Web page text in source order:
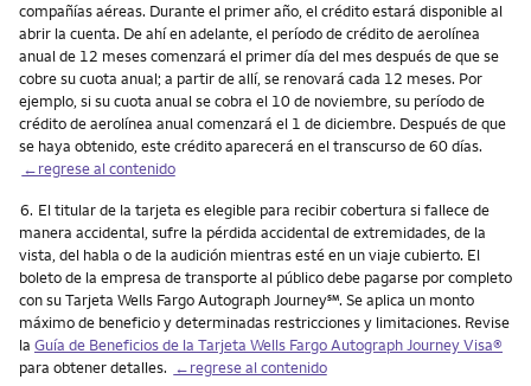
compañías aéreas. Durante el primer año, el crédito estará disponible al
abrir la cuenta. De ahí en adelante, el período de crédito de aerolínea
anual de 12 meses comenzará el primer día del mes después de que se
cobre su cuota anual; a partir de allí, se renovará cada 12 meses. Por
ejemplo, si su cuota anual se cobra el 10 de noviembre, su período de
crédito de aerolínea anual comenzará el 1 de diciembre. Después de que
se haya obtenido, este crédito aparecerá en el transcurso de 60 días.
←regrese al contenido
Nota
6. El titular de la tarjeta es elegible para recibir cobertura si fallece de
manera accidental, sufre la pérdida accidental de extremidades, de la
vista, del habla o de la audición mientras esté en un viaje cubierto. El
boleto de la empresa de transporte al público debe pagarse por completo
con su Tarjeta Wells Fargo Autograph Journeyservice mark
℠. Se aplica un monto
máximo de beneficio y determinadas restricciones y limitaciones. Revise
la Guía de Beneficios de la Tarjeta Wells Fargo Autograph Journey Visa®
para obtener detalles. ←regrese al contenido